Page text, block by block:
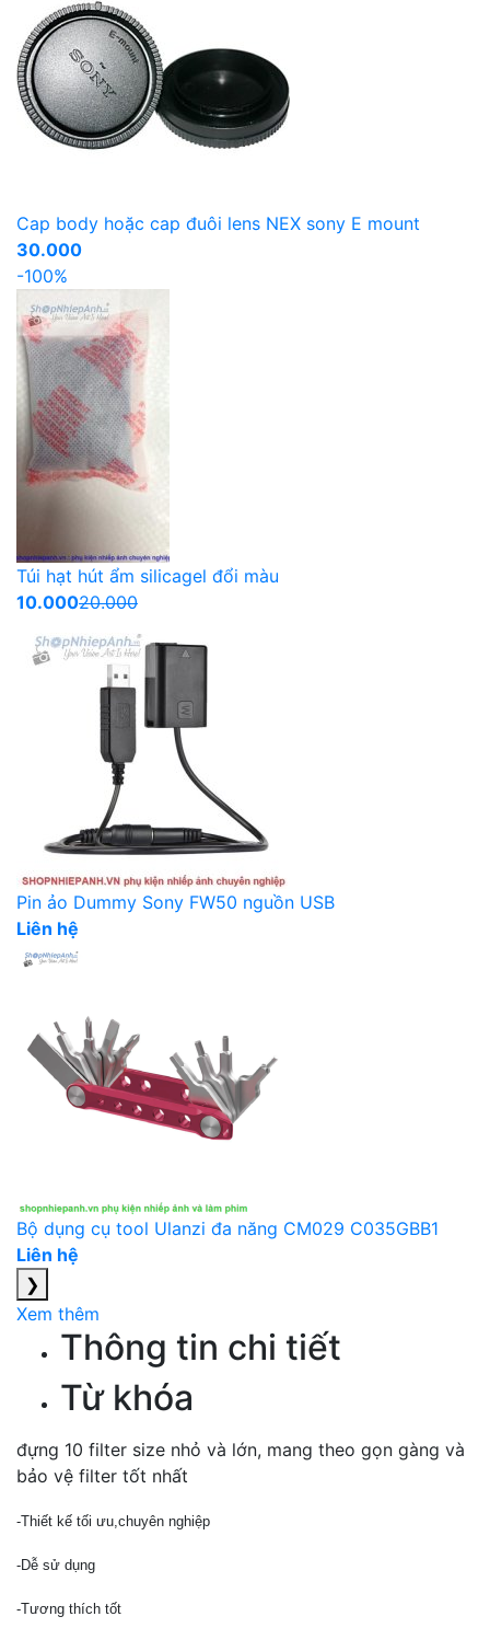
Cap body hoặc cap đuôi lens NEX sony E mount
30.000
-100%
Túi hạt hút ẩm silicagel đổi màu
10.00020.000
Pin ảo Dummy Sony FW50 nguồn USB
Liên hệ
Bộ dụng cụ tool Ulanzi đa năng CM029 C035GBB1
Liên hệ
❯
Xem thêm
Thông tin chi tiết
Từ khóa
đựng 10 filter size nhỏ và lớn, mang theo gọn gàng và
bảo vệ filter tốt nhất
-Thiết kế tối ưu,chuyên nghiệp
-Dễ sử dụng
-Tương thích tốt